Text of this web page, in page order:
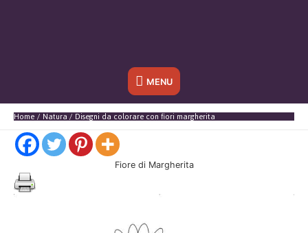
Sotto
l'header
MENU
Home Natura Disegni da colorare con fiori margherita
Fiore di Margherita